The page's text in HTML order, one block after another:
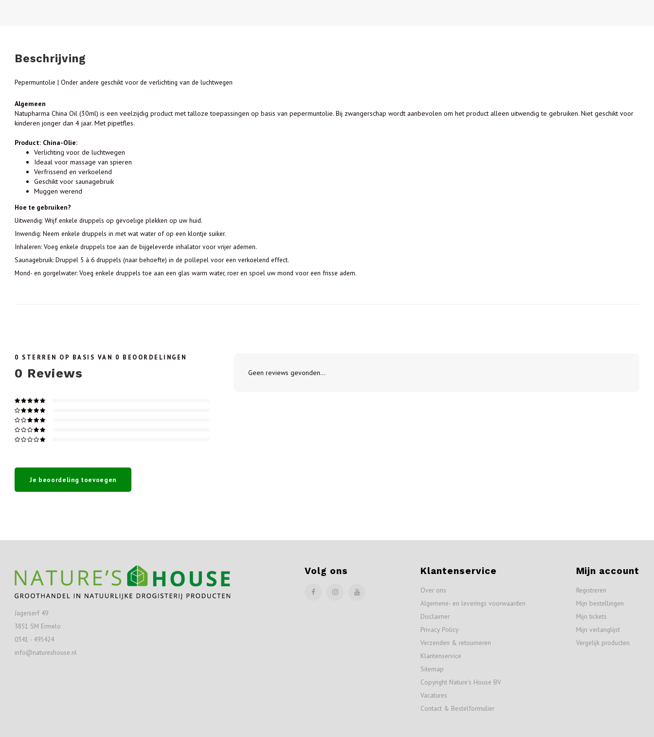
Beschrijving
Pepermuntolie | Onder andere geschikt voor de verlichting van de luchtwegen
Algemeen
Natupharma China Oil (30ml) is een veelzijdig product met talloze toepassingen op basis van pepermuntolie. Bij zwangerschap wordt aanbevolen om het product alleen uitwendig te gebruiken. Niet geschikt voor
kinderen jonger dan 4 jaar. Met pipetfles.
Product: China-Olie:
Verlichting voor de luchtwegen
Ideaal voor massage van spieren
Verfrissend en verkoelend
Geschikt voor saunagebruik
Muggen werend
Hoe te gebruiken?
Uitwendig: Wrijf enkele druppels op gevoelige plekken op uw huid.
Inwendig: Neem enkele druppels in met wat water of op een klontje suiker.
Inhaleren: Voeg enkele druppels toe aan de bijgeleverde inhalator voor vrijer ademen.
Saunagebruik: Druppel 5 à 6 druppels (naar behoefte) in de pollepel voor een verkoelend effect.
Mond- en gorgelwater: Voeg enkele druppels toe aan een glas warm water, roer en spoel uw mond voor een frisse adem.
0 STERREN OP BASIS VAN 0 BEOORDELINGEN
0 Reviews
Je beoordeling toevoegen
Geen reviews gevonden...
Jagerserf 49
3851 SM Ermelo
0341 - 495424
info@natureshouse.nl
Volg ons Klantenservice
Over ons
Algemene- en leverings voorwaarden
Disclaimer
Privacy Policy
Verzenden & retourneren
Klantenservice
Sitemap
Copyright Nature's House BV
Vacatures
Contact & Bestelformulier
Mijn account
Registreren
Mijn bestellingen
Mijn tickets
Mijn verlanglijst
Vergelijk producten